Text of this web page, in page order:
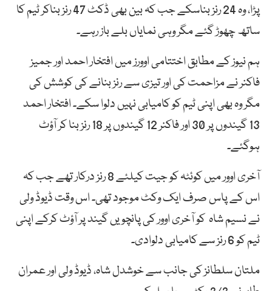
پڑا، وہ 24 رنز بناسکے جب کہ بین بھی ڈکٹ 47 رنز بناکر ٹیم کا
ساتھ چھوڑ گئے مگر وہی نمایاں بلے باز رہے۔
ہم نیوز کے مطابق اختتامی اوورز میں افتخار احمد اور جمیز
فاکنر نے مزاحمت کی اور تیزی سے رنز بنانے کی کوشش کی
مگر وہ بھی اپنی ٹیم کو کامیابی نہیں دلوا سکے۔ افتخار احمد
13 گیندوں پر 30 اور فاکنر 12 گیندوں پر 18 رنز بنا کر آؤٹ
ہوگئے۔
آخری اوور میں کوئٹہ کو جیت کیلئے 8 رنز درکار تھے جب کہ
اس کے پاس صرف ایک وکٹ موجود تھی۔ اس وقت ڈیوڈ ولی
نے نسیم شاہ کو آخری اوور کی پانچویں گیند پر آؤٹ کرکے اپنی
ٹیم کو 6 رنز سے کامیابی دلوادی۔
ملتان سلطانز کی جانب سے خوشدل شاہ، ڈیوڈ ولی اور عمران